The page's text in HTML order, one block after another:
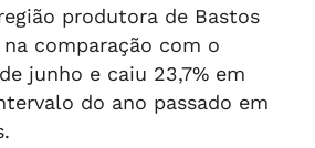
produtora de Bastos
na comparação com o
junho e caiu 23,7% em
do ano passado em